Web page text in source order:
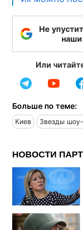
Не
наши
Или
Больше по теме:
Киев Звезды шоу-